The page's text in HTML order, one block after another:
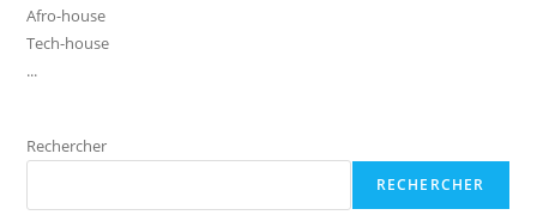
Afro-house
Tech-house
...
Rechercher
RECHERCHER